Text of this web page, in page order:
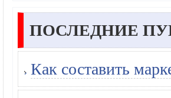
ПОСЛЕДНИЕ
Как составить